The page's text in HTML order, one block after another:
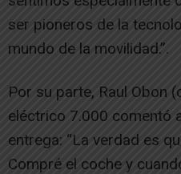
ser pioneros de la
mundo de la movilidad.”.
Por su parte, Raul Obon
eléctrico 7.000 comentó
entrega: “La verdad es
Compré el coche y